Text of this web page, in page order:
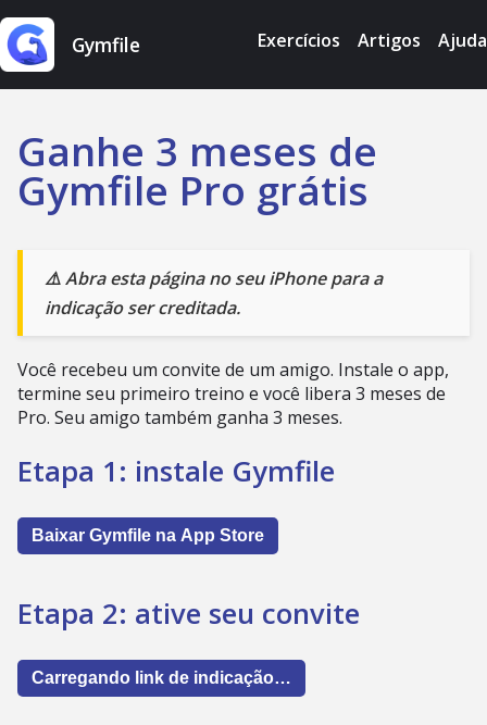
Gymfile Exercícios Artigos Ajuda
Ganhe 3 meses de
Gymfile Pro grátis
⚠️ Abra esta página no seu iPhone para a
indicação ser creditada.
Você recebeu um convite de um amigo. Instale o app,
termine seu primeiro treino e você libera 3 meses de
Pro. Seu amigo também ganha 3 meses.
Etapa 1: instale Gymfile
Baixar Gymfile na App Store
Etapa 2: ative seu convite
Carregando link de indicação…